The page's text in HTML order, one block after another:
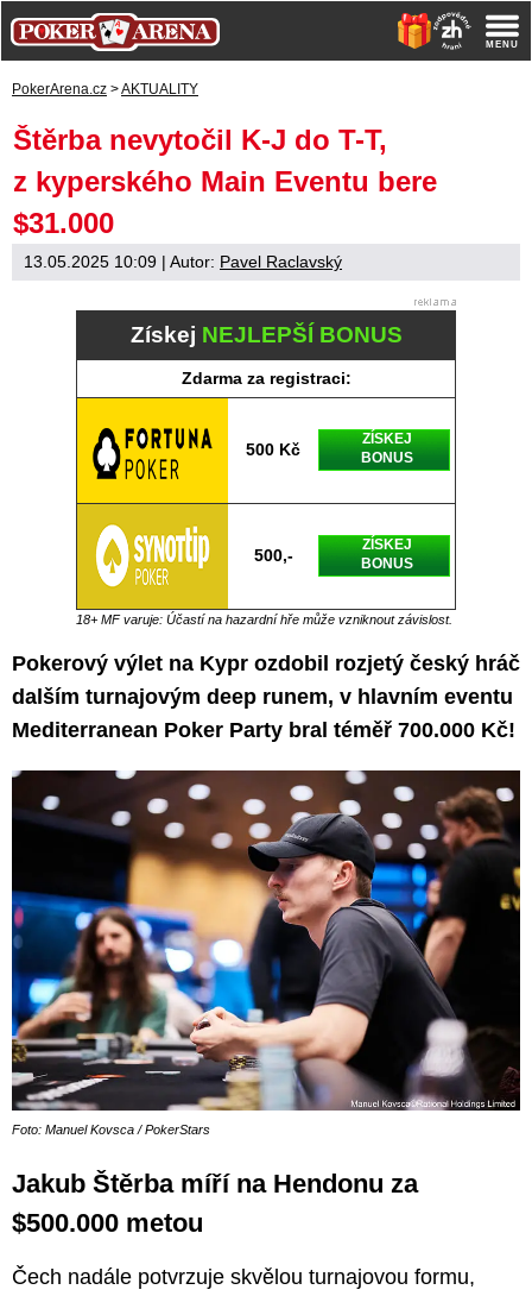
PokerArena.cz >AKTUALITY
Štěrba nevytočil K-J do T-T,
z kyperského Main Eventu bere
$31.000
13.05.2025 10:09 | Autor: Pavel Raclavský
Získej NEJLEPŠÍ BONUS
Zdarma za registraci:
500 Kč
ZÍSKEJ
BONUS
500,-
ZÍSKEJ
BONUS
18+ MF varuje: Účastí na hazardní hře může vzniknout závislost.
Pokerový výlet na Kypr ozdobil rozjetý český hráč
dalším turnajovým deep runem, v hlavním eventu
Mediterranean Poker Party bral téměř 700.000 Kč!
Foto: Manuel Kovsca / PokerStars
Jakub Štěrba míří na Hendonu za
$500.000 metou
Čech nadále potvrzuje skvělou turnajovou formu,